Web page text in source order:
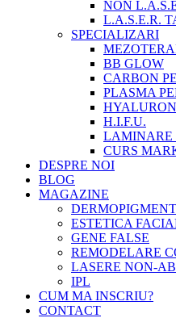
NON
L.A.S.E.R.
SPECIALIZARI
BB GLOW
CARBON
PLASMA
H.I.F.U.
LAMINARE
CURS
DESPRE NOI
BLOG
MAGAZINE
ESTETICA
GENE FALSE
REMODELARE
LASERE NON-
IPL
CUM MA INSCRIU?
CONTACT